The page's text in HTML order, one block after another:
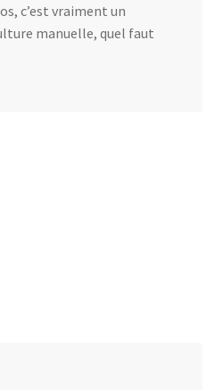
c’est vraiment un
manuelle, quel faut